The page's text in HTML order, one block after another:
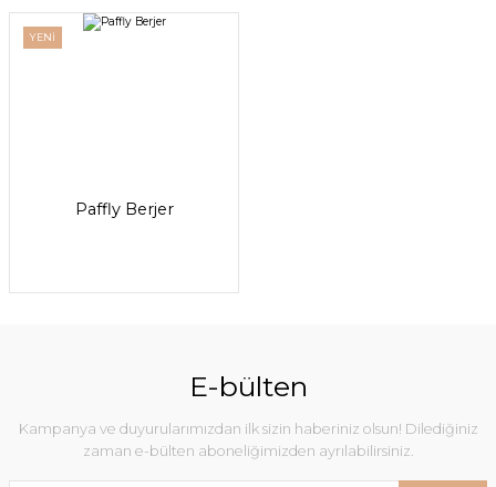
YENİ
Paffly Berjer
E-bülten
Kampanya ve duyurularımızdan ilk sizin haberiniz olsun! Dilediğiniz
zaman e-bülten aboneliğimizden ayrılabilirsiniz.